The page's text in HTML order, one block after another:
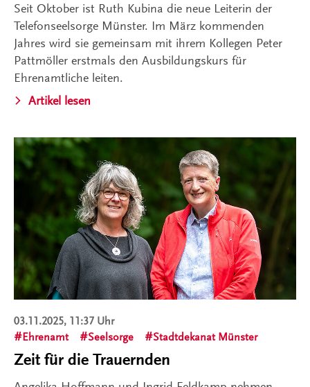
Seit Oktober ist Ruth Kubina die neue Leiterin der
Telefonseelsorge Münster. Im März kommenden
Jahres wird sie gemeinsam mit ihrem Kollegen Peter
Pattmöller erstmals den Ausbildungskurs für
Ehrenamtliche leiten.
Artikel lesen
03.11.2025, 11:37 Uhr
Ehrenamt
Seelsorge Stadtdekanat Münster
Zeit für die Trauernden